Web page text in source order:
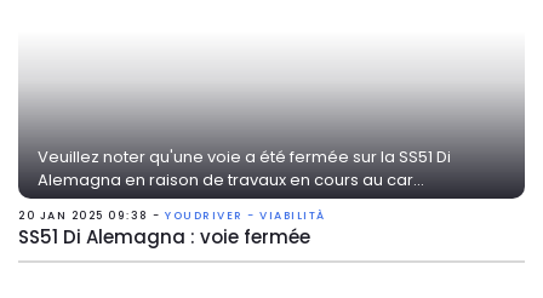
Veuillez noter qu'une voie a été fermée sur la SS51 Di
Alemagna en raison de travaux en cours au car...
20 JAN 2025 09:38 - YOUDRIVER - VIABILITÀ
SS51 Di Alemagna : voie fermée